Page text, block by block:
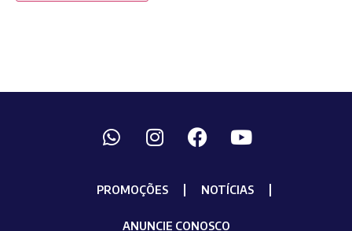
PROMOÇÕES NOTÍCIAS
ANUNCIE CONOSCO